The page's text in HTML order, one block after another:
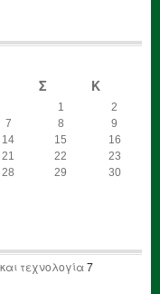
Σ Κ
1
2
7 8
9
14 15
16
21 22
23
28 29
30
τεχνολογία7